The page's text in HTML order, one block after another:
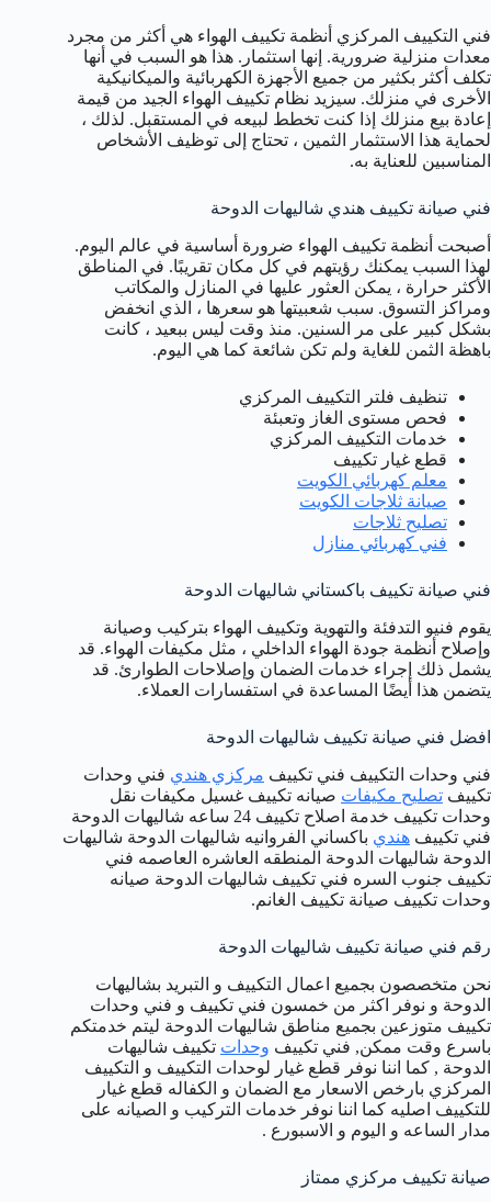
فني التكييف المركزي أنظمة تكييف الهواء هي أكثر من مجرد
معدات منزلية ضرورية. إنها استثمار. هذا هو السبب في أنها
تكلف أكثر بكثير من جميع الأجهزة الكهربائية والميكانيكية
الأخرى في منزلك. سيزيد نظام تكييف الهواء الجيد من قيمة
إعادة بيع منزلك إذا كنت تخطط لبيعه في المستقبل. لذلك ،
لحماية هذا الاستثمار الثمين ، تحتاج إلى توظيف الأشخاص
المناسبين للعناية به.
فني صيانة تكييف هندي شاليهات الدوحة
أصبحت أنظمة تكييف الهواء ضرورة أساسية في عالم اليوم.
لهذا السبب يمكنك رؤيتهم في كل مكان تقريبًا. في المناطق
الأكثر حرارة ، يمكن العثور عليها في المنازل والمكاتب
ومراكز التسوق. سبب شعبيتها هو سعرها ، الذي انخفض
بشكل كبير على مر السنين. منذ وقت ليس ببعيد ، كانت
باهظة الثمن للغاية ولم تكن شائعة كما هي اليوم.
تنظيف فلتر التكييف المركزي
فحص مستوى الغاز وتعبئة
خدمات التكييف المركزي
قطع غيار تكييف
معلم كهربائي الكويت
صيانة ثلاجات الكويت
تصليح ثلاجات
فني كهربائي منازل
فني صيانة تكييف باكستاني شاليهات الدوحة
يقوم فنيو التدفئة والتهوية وتكييف الهواء بتركيب وصيانة
وإصلاح أنظمة جودة الهواء الداخلي ، مثل مكيفات الهواء. قد
يشمل ذلك إجراء خدمات الضمان وإصلاحات الطوارئ. قد
يتضمن هذا أيضًا المساعدة في استفسارات العملاء.
افضل فني صيانة تكييف شاليهات الدوحة
فني وحدات التكييف فني تكييف مركزي هندي فني وحدات
تكييف تصليح مكيفات صيانه تكييف غسيل مكيفات نقل
وحدات تكييف خدمة اصلاح تكييف 24 ساعه شاليهات الدوحة
فني تكييف هندي باكساني الفروانيه شاليهات الدوحة شاليهات
الدوحة شاليهات الدوحة المنطقه العاشره العاصمه فني
تكييف جنوب السره فني تكييف شاليهات الدوحة صيانه
وحدات تكييف صيانة تكييف الغانم.
رقم فني صيانة تكييف شاليهات الدوحة
نحن متخصصون بجميع اعمال التكييف و التبريد بشاليهات
الدوحة و نوفر اكثر من خمسون فني تكييف و فني وحدات
تكييف متوزعين بجميع مناطق شاليهات الدوحة ليتم خدمتكم
باسرع وقت ممكن, فني تكييف وحدات تكييف شاليهات
الدوحة , كما اننا نوفر قطع غيار لوحدات التكييف و التكييف
المركزي بارخص الاسعار مع الضمان و الكفاله قطع غيار
للتكييف اصليه كما اننا نوفر خدمات التركيب و الصيانه على
مدار الساعه و اليوم و الاسبورع .
صيانة تكييف مركزي ممتاز